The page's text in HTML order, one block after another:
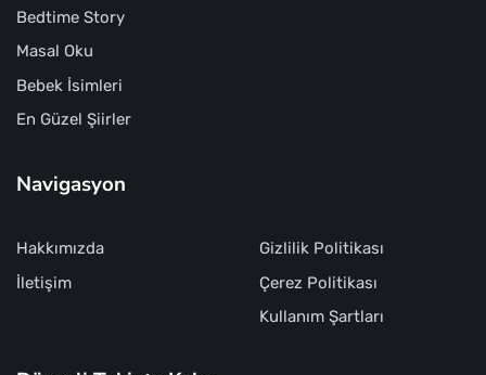
Bedtime Story
Masal Oku
Bebek İsimleri
En Güzel Şiirler
Navigasyon
Hakkımızda
İletişim
Gizlilik Politikası
Çerez Politikası
Kullanım Şartları